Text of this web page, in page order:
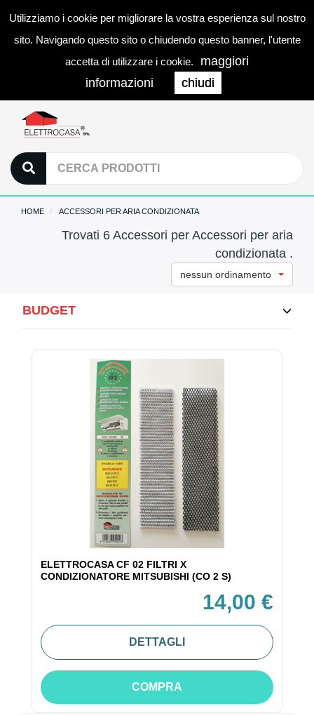
Utilizziamo i cookie per migliorare la vostra esperienza sul nostro
sito. Navigando questo sito o chiudendo questo banner, l'utente
accetta di utilizzare i cookie.
maggiori
informazioni
chiudi
0
HOME ACCESSORI PER ARIA CONDIZIONATA
Trovati 6 Accessori per Accessori per aria
condizionata .
nessun ordinamento
BUDGET
ELETTROCASA CF 02 FILTRI X
CONDIZIONATORE MITSUBISHI (CO 2 S)
14,00 €
DETTAGLI
COMPRA